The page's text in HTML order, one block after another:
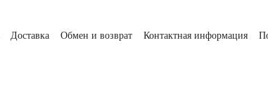
Доставка Обмен и возврат Контактная информация